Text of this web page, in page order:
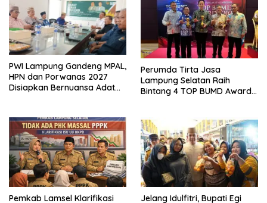
PWI Lampung Gandeng MPAL,
HPN dan Porwanas 2027
Disiapkan Bernuansa Adat
Perumda Tirta Jasa
Lampung Selatan Raih
Bintang 4 TOP BUMD Awards
Pemkab Lamsel Klarifikasi
Jelang Idulfitri, Bupati Egi